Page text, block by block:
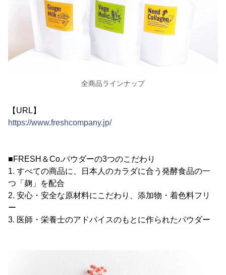
全商品ラインナップ
【URL】
https://www.freshcompany.jp/
■FRESH＆Co.パウダーの3つのこだわり
1. すべての商品に、日本人のカラダに合う発酵食品の一
つ「麹」を配合
2. 安心・安全な原材料にこだわり、添加物・着色料フリ
ー
3. 医師・栄養士のアドバイスのもとに作られたパウダー